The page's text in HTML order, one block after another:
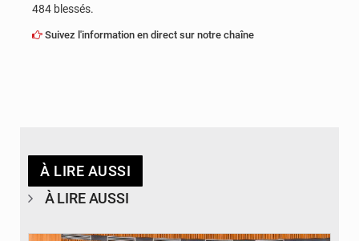
484 blessés.
Suivez l'information en direct sur notre chaîne
À LIRE AUSSI
À LIRE AUSSI